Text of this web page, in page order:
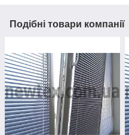
Подібні товари компанії